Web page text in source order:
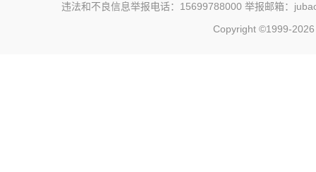
违法和不良信息举报电话：15699788000 举报邮箱：
Copyright ©1999-